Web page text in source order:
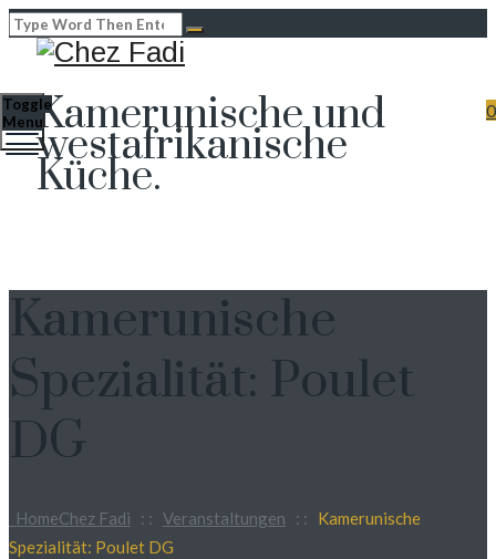
Kamerunische und
westafrikanische
Küche.
0
Toggle
Menu
Kamerunische
Spezialität: Poulet
DG
HomeChez Fadi : : Veranstaltungen : : Kamerunische
Spezialität: Poulet DG